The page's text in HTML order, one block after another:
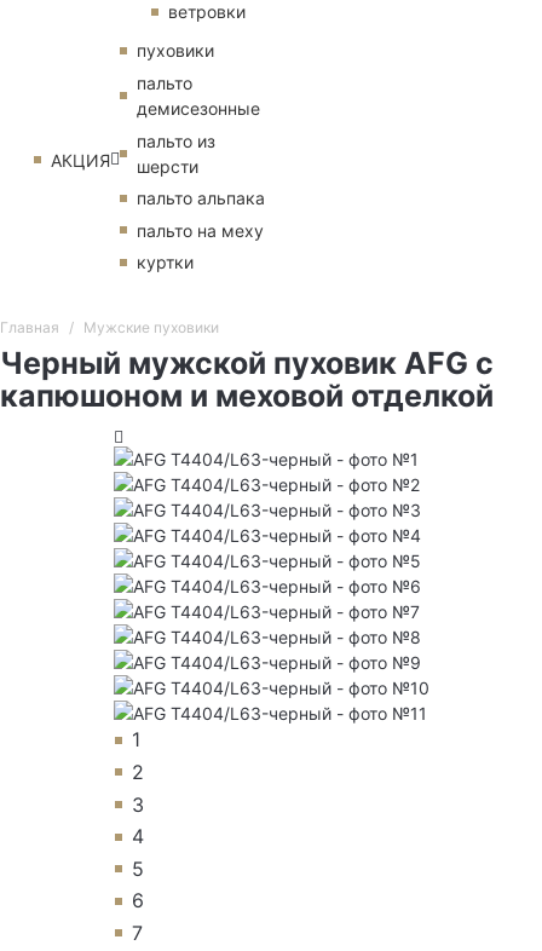
ветровки
АКЦИЯ
пуховики
пальто
демисезонные
пальто из
шерсти
пальто альпака
пальто на меху
куртки
Главная Мужские пуховики
Черный мужской пуховик AFG с
капюшоном и меховой отделкой
1
2
3
4
5
6
7